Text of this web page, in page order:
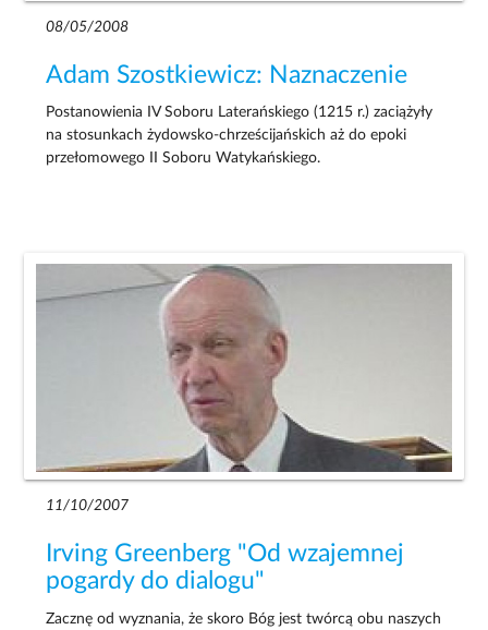
08/05/2008
Adam Szostkiewicz: Naznaczenie
Postanowienia IV Soboru Laterańskiego (1215 r.) zaciążyły
na stosunkach żydowsko-chrześcijańskich aż do epoki
przełomowego II Soboru Watykańskiego.
11/10/2007
Irving Greenberg "Od wzajemnej
pogardy do dialogu"
Zacznę od wyznania, że skoro Bóg jest twórcą obu naszych